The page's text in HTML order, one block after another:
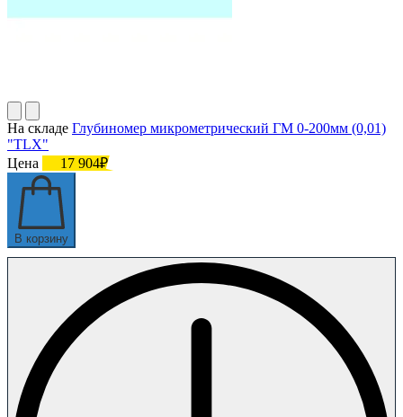
На складе Глубиномер микрометрический ГМ 0-200мм (0,01)
"TLX"
Цена
17 904₽
В корзину